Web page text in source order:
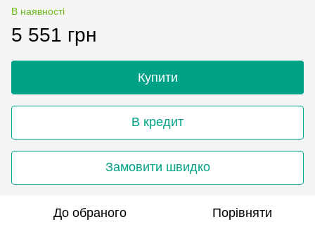
В наявності
5 551 грн
Купити
В кредит
Замовити швидко
До обраного Порівняти